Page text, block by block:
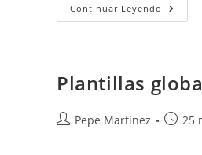
Continuar Leyendo
De
Base
De
Plantillas
AutorPepe Martínez 25